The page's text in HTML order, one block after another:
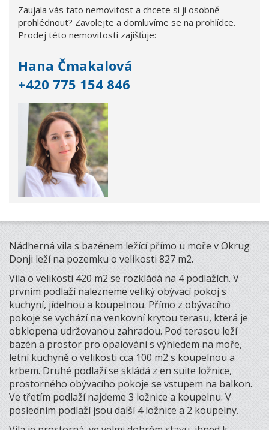
Zaujala vás tato nemovitost a chcete si ji osobně
prohlédnout? Zavolejte a domluvíme se na prohlídce.
Prodej této nemovitosti zajišťuje:
Hana Čmakalová
+420 775 154 846
Nádherná vila s bazénem ležící přímo u moře v Okrug
Donji leží na pozemku o velikosti 827 m2.
Vila o velikosti 420 m2 se rozkládá na 4 podlažích. V
prvním podlaží nalezneme veliký obývací pokoj s
kuchyní, jídelnou a koupelnou. Přímo z obývacího
pokoje se vychází na venkovní krytou terasu, která je
obklopena udržovanou zahradou. Pod terasou leží
bazén a prostor pro opalování s výhledem na moře,
letní kuchyně o velikosti cca 100 m2 s koupelnou a
krbem. Druhé podlaží se skládá z en suite ložnice,
prostorného obývacího pokoje se vstupem na balkon.
Ve třetím podlaží najdeme 3 ložnice a koupelnu. V
posledním podlaží jsou další 4 ložnice a 2 koupelny.